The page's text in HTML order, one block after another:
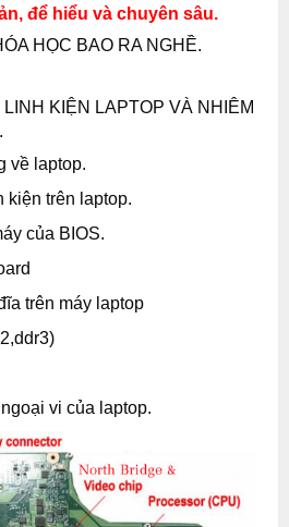
để hiểu và chuyên sâu.
HỌC BAO RA NGHỀ.
KIỆN LAPTOP VÀ NHIÊM
về laptop.
kiện trên laptop.
của BIOS.
trên máy laptop
vi của laptop.